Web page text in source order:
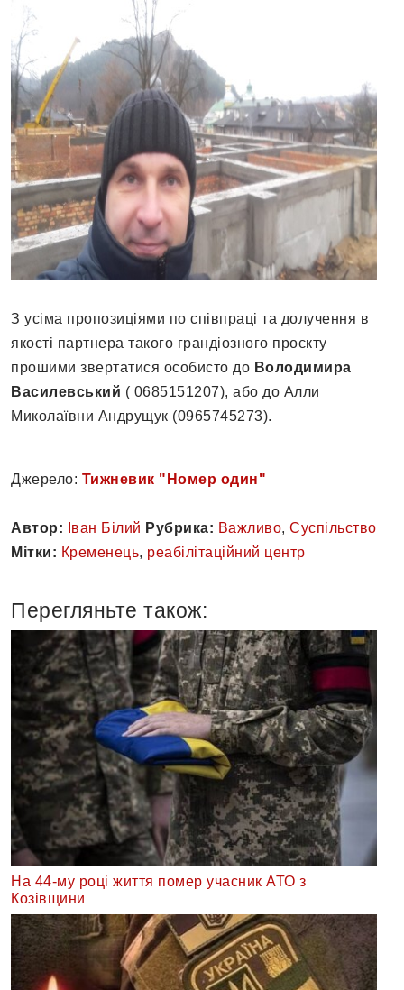
З усіма пропозиціями по співпраці та долучення в
якості партнера такого грандіозного проєкту
прошими звертатися особисто до Володимира
Василевський ( 0685151207), або до Алли
Миколаївни Андрущук (0965745273).
Джерело: Тижневик "Номер один"
Автор: Іван Білий Рубрика: Важливо, Суспільство
Мітки: Кременець, реабілітаційний центр
Перегляньте також:
На 44-му році життя помер учасник АТО з
Козівщини